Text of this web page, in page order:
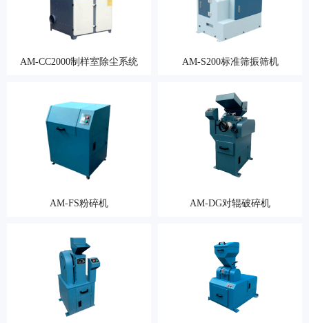
AM-CC2000制样室除尘系统 AM-S200标准筛振筛机
AM-FS粉碎机 AM-DG对辊破碎机